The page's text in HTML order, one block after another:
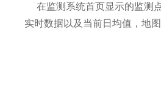
在监测系统首页显示的监测
实时数据以及当前日均值，地